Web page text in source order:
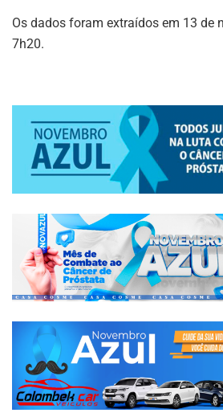
Os dados foram extraídos em 13 de
7h20.